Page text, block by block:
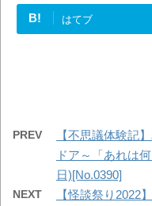
B! はてブ
PREV
【不思議体験記
ドア～「あれは
日)[No.0390]
NEXT
【怪談祭り2022